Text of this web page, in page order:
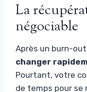
La
négociable
Après un burn-
changer
Pourtant, votre
de temps pour se